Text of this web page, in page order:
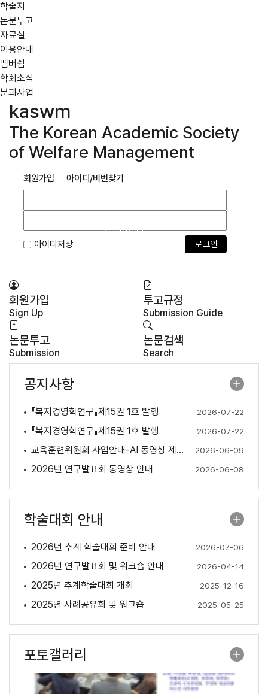
학술지
논문투고
자료실
이용안내
멤버쉽
학회소식
분과사업
kaswm
The Korean Academic Society
of Welfare Management
회원가입 아이디/비번찾기
아이디저장
한국복지경영학회
학회입니다.
회원가입
Sign Up
투고규정
Submission Guide
논문투고
Submission
논문검색
Search
공지사항
『복지경영학연구』제15권 1호 발행 2026-07-22
『복지경영학연구』제15권 1호 발행 2026-07-22
교육훈련위원회 사업안내-AI 동영상 제작 특강(6. 24.) 2026-06-09
2026년 연구발표회 동영상 안내 2026-06-08
학술대회 안내
2026년 추계 학술대회 준비 안내 2026-07-06
2026년 연구발표회 및 워크숍 안내 2026-04-14
2025년 추계학술대회 개최 2025-12-16
2025년 사례공유회 및 워크숍 2025-05-25
포토갤러리